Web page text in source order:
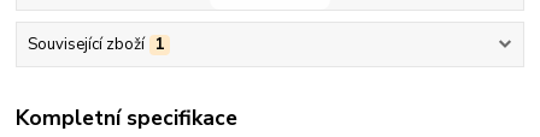
Související zboží 1
Kompletní specifikace